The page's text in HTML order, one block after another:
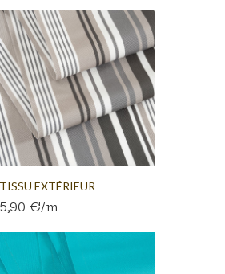
TISSU EXTÉRIEUR
TRANSAT...
5,90 €/m